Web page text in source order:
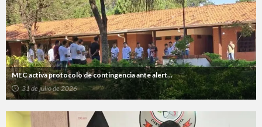
MEC activa protocolo de contingencia ante alert...
31 de julio de 2026